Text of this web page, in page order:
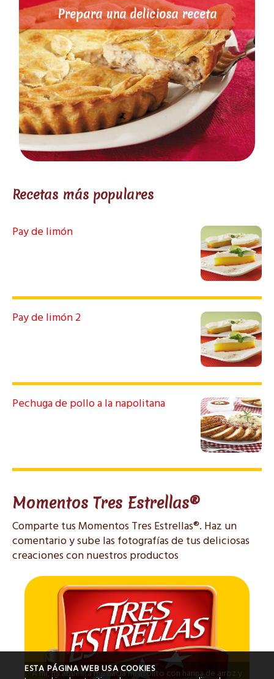
Prepara una deliciosa receta
Recetas más populares
Pay de limón
Pay de limón 2
Pechuga de pollo a la napolitana
Momentos Tres Estrellas®
Comparte tus Momentos Tres Estrellas®. Haz un
comentario y sube las fotografías de tus deliciosas
creaciones con nuestros productos
A mi, mi abuelita me hacía mi atolito con harina de arroz y
ESTA PÁGINA WEB USA COOKIES